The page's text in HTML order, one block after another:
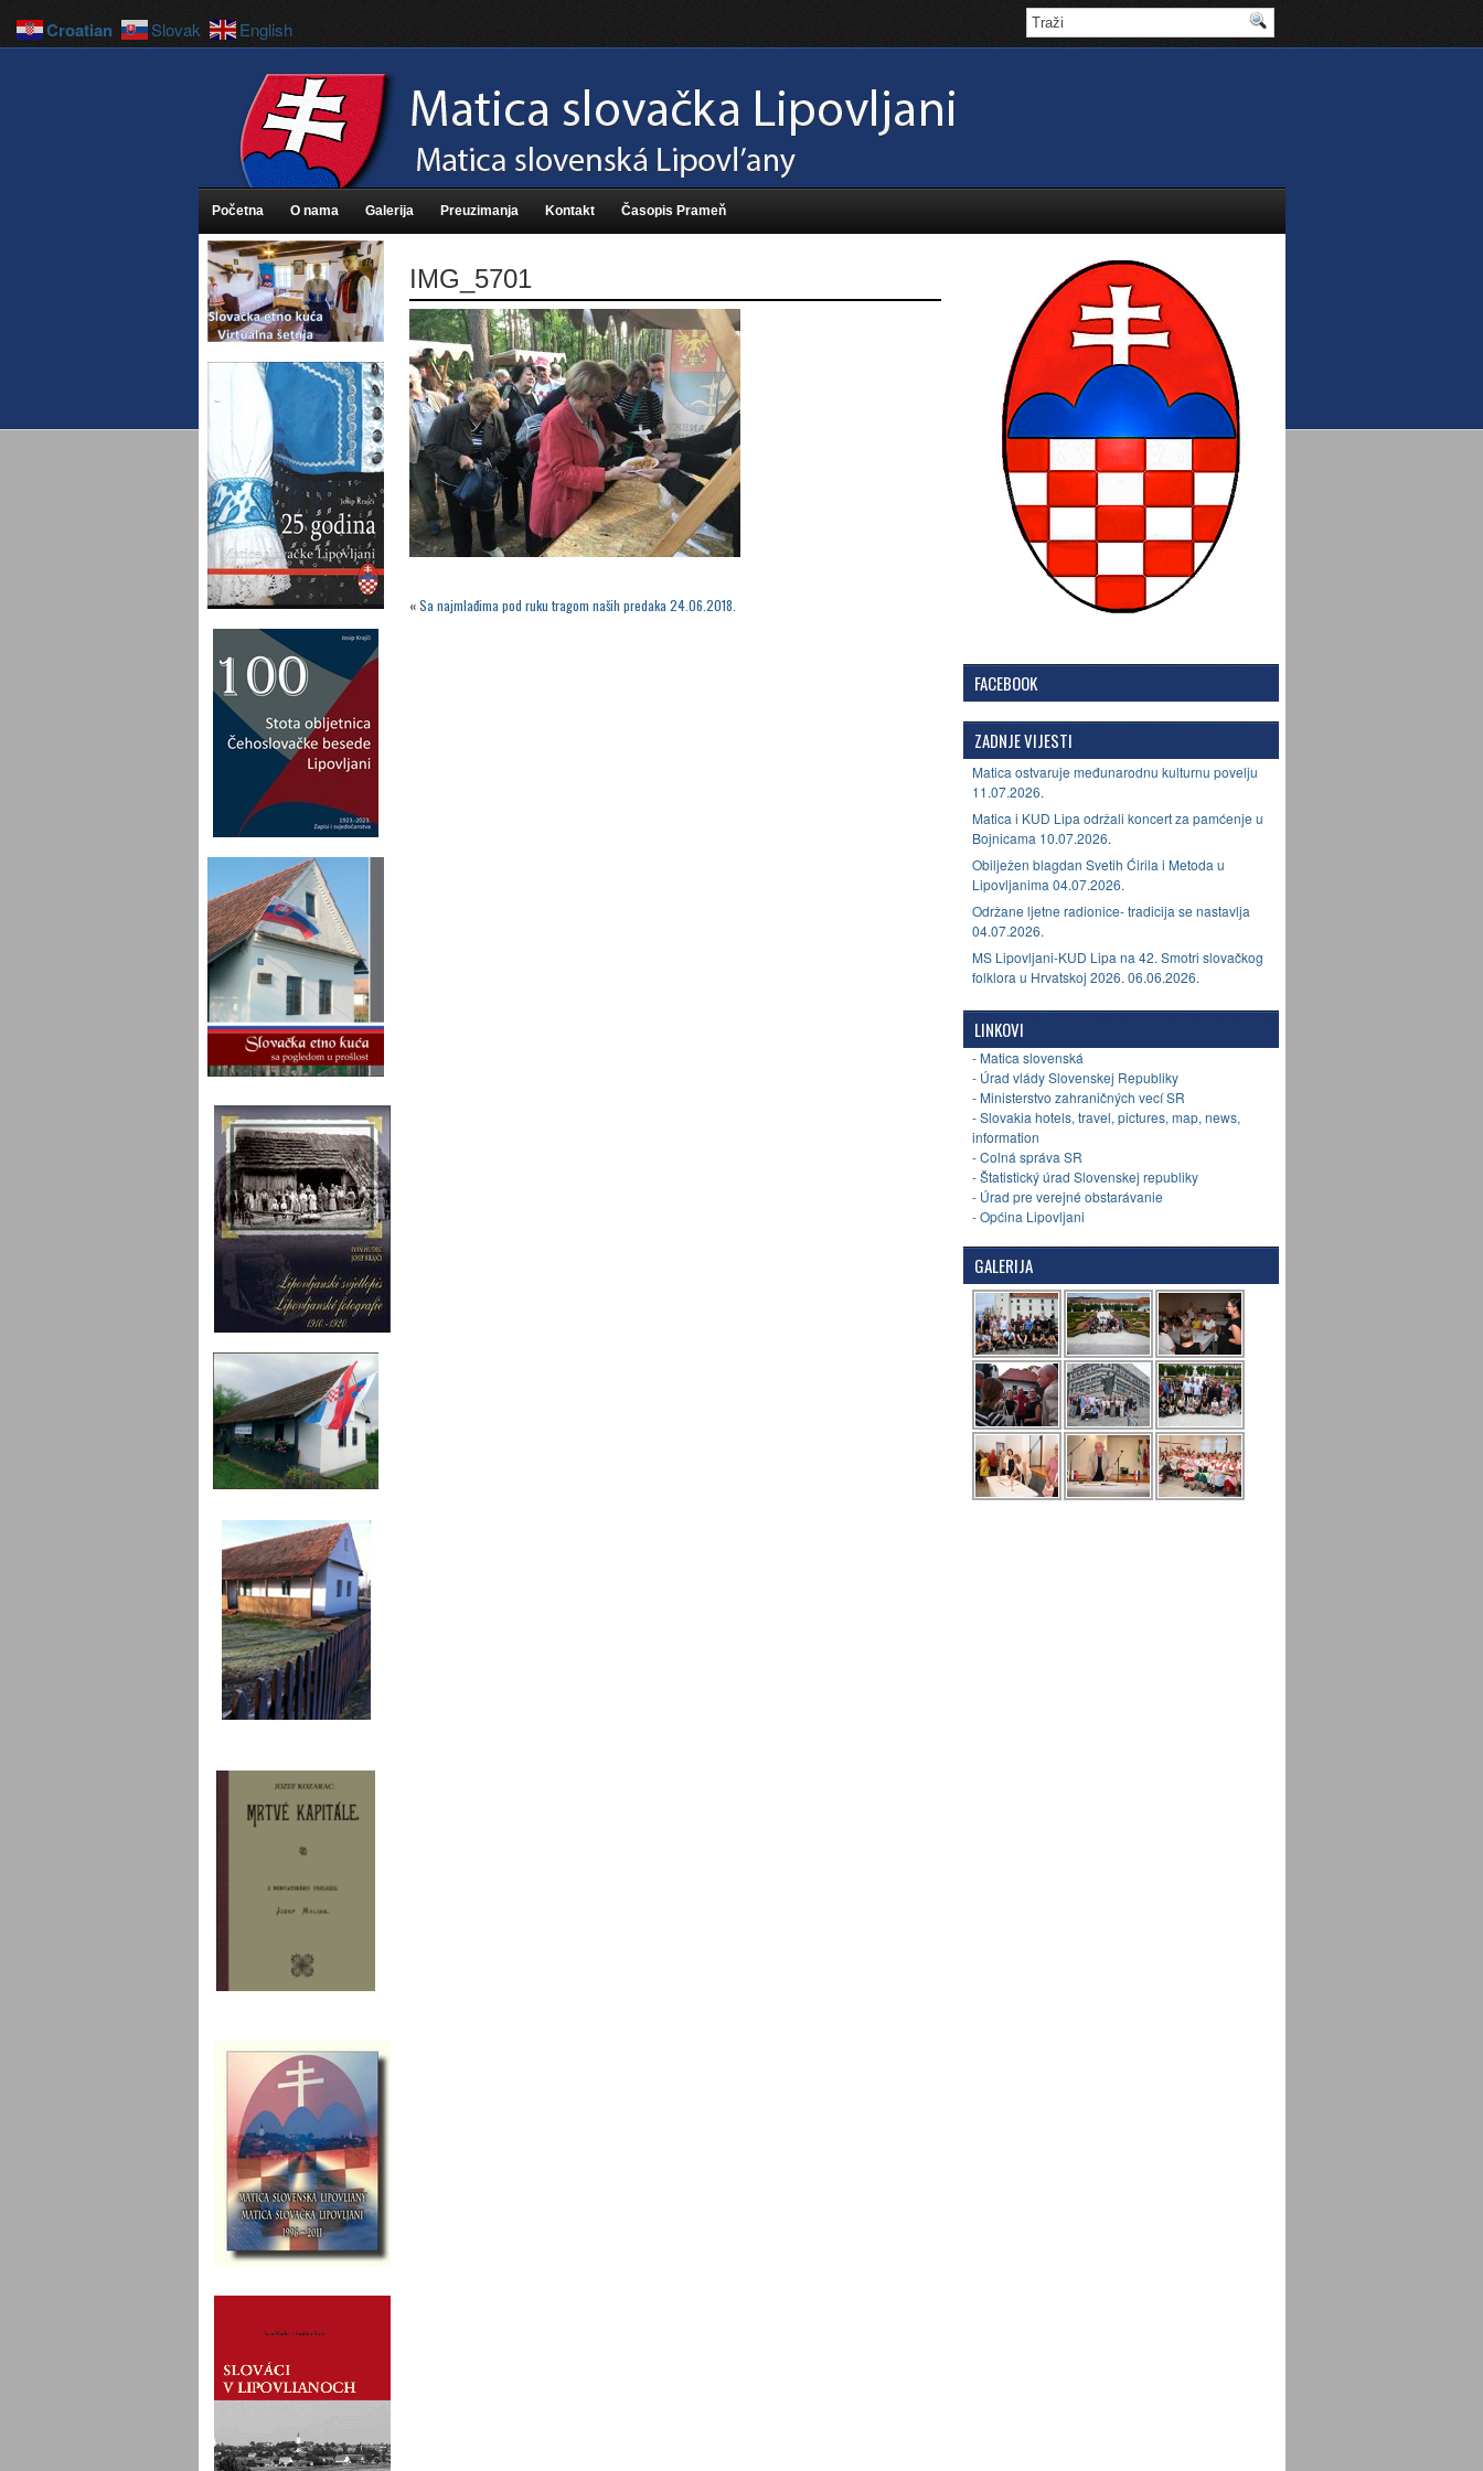
Početna O nama Galerija Preuzimanja Kontakt Časopis Prameň
IMG_5701
«Sa najmlađima pod ruku tragom naših predaka 24.06.2018.
FACEBOOK
ZADNJE VIJESTI
Matica ostvaruje međunarodnu kulturnu povelju
11.07.2026.
Matica i KUD Lipa održali koncert za pamćenje u
Bojnicama 10.07.2026.
Obilježen blagdan Svetih Ćirila i Metoda u
Lipovljanima 04.07.2026.
Održane ljetne radionice- tradicija se nastavlja
04.07.2026.
MS Lipovljani-KUD Lipa na 42. Smotri slovačkog
folklora u Hrvatskoj 2026. 06.06.2026.
LINKOVI
- Matica slovenská
- Úrad vlády Slovenskej Republiky
- Ministerstvo zahraničných vecí SR
- Slovakia hotels, travel, pictures, map, news,
information
- Colná správa SR
- Štatistický úrad Slovenskej republiky
- Úrad pre verejné obstarávanie
- Općina Lipovljani
GALERIJA
Croatian Slovak English